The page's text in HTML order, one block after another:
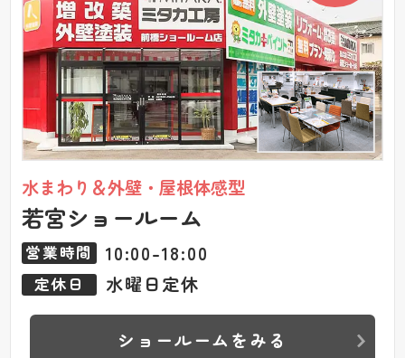
水まわり＆外壁・屋根体感型
若宮ショールーム
営業時間 10:00-18:00
定休日 水曜日定休
ショールームをみる